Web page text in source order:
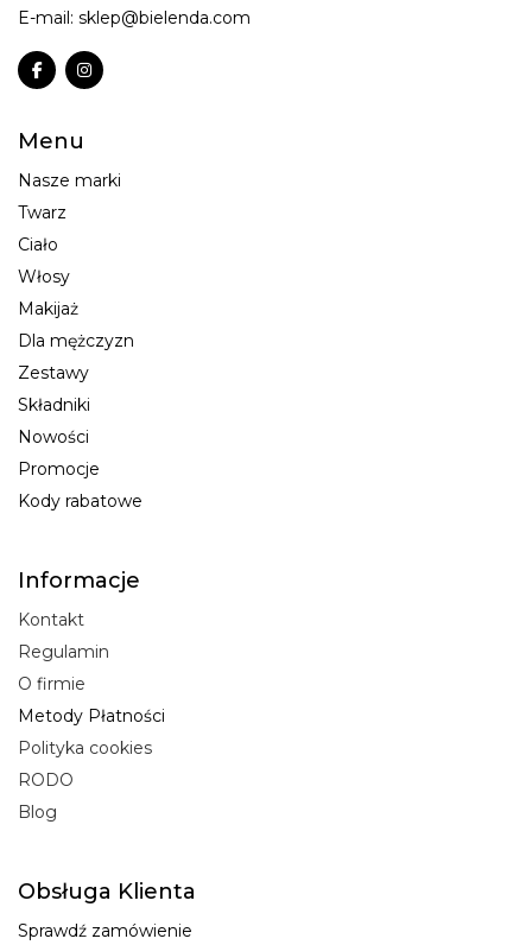
E-mail: sklep@bielenda.com
Menu
Nasze marki
Twarz
Ciało
Włosy
Makijaż
Dla mężczyzn
Zestawy
Składniki
Nowości
Promocje
Kody rabatowe
Informacje
Kontakt
Regulamin
O firmie
Metody Płatności
Polityka cookies
RODO
Blog
Obsługa Klienta
Sprawdź zamówienie